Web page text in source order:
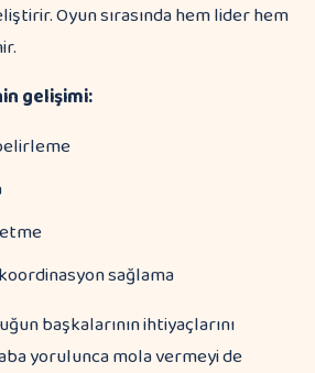
Oyun sırasında hem lider hem
gelişimi:
sağlama
başkalarının ihtiyaçlarını
yorulunca mola vermeyi de